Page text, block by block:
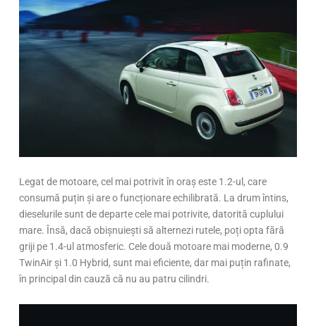
Legat de motoare, cel mai potrivit în oraș este 1.2-ul, care
consumă puțin și are o funcționare echilibrată. La drum întins,
dieselurile sunt de departe cele mai potrivite, datorită cuplului
mare. Însă, dacă obișnuiești să alternezi rutele, poți opta fără
griji pe 1.4-ul atmosferic. Cele două motoare mai moderne, 0.9
TwinAir și 1.0 Hybrid, sunt mai eficiente, dar mai puțin rafinate,
în principal din cauză că nu au patru cilindri.